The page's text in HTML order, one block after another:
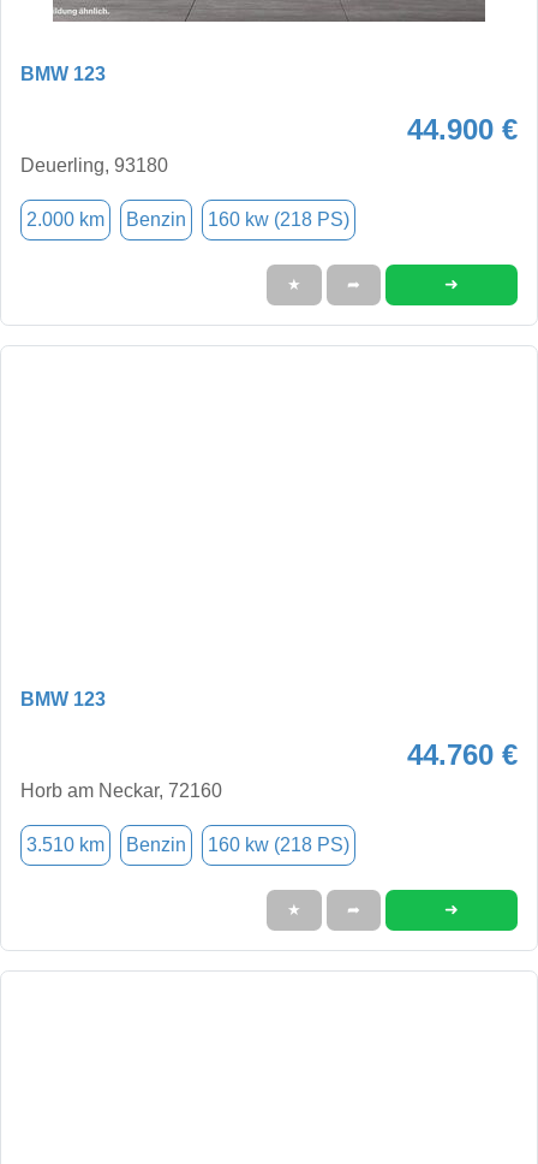
BMW 123
44.900 €
Deuerling, 93180
2.000 km Benzin 160 kw (218 PS)
★ ➦ ➜
BMW 123
44.760 €
Horb am Neckar, 72160
3.510 km Benzin 160 kw (218 PS)
★ ➦ ➜